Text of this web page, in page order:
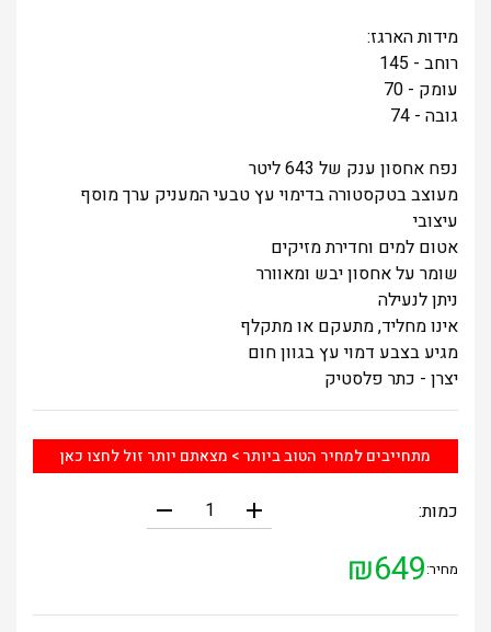
מידות הארגז:
רוחב - 145
עומק - 70
גובה - 74
נפח אחסון ענק של 643 ליטר
מעוצב בטקסטורה בדימוי עץ טבעי המעניק ערך מוסף
עיצובי
אטום למים וחדירת מזיקים
שומר על אחסון יבש ומאוורר
ניתן לנעילה
אינו מחליד, מתעקם או מתקלף
מגיע בצבע דמוי עץ בגוון חום
יצרן - כתר פלסטיק
מתחייבים למחיר הטוב ביותר > מצאתם יותר זול לחצו כאן
כמות: add
remove
מחיר: ₪649